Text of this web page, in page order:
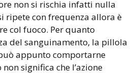
non si rischia infatti nulla
ripete con frequenza allora è
col fuoco. Per quanto
del sanguinamento, la pillola
appunto comportarne
non significa che l’azione